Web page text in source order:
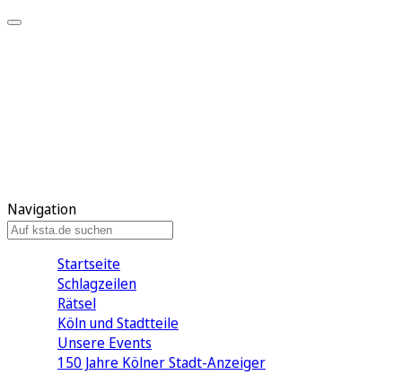
Navigation
Startseite
Schlagzeilen
Rätsel
Köln und Stadtteile
Unsere Events
150 Jahre Kölner Stadt-Anzeiger